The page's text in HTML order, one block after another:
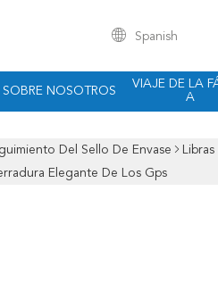
Spanish
SOBRE NOSOTROS
VIAJE DE LA
A
Del Sello De Envase
Elegante De Los Gps